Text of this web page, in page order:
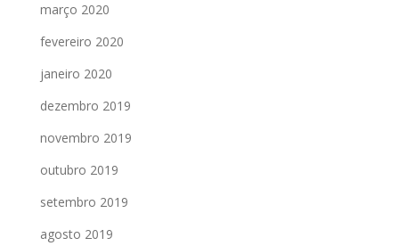
março 2020
fevereiro 2020
janeiro 2020
dezembro 2019
novembro 2019
outubro 2019
setembro 2019
agosto 2019